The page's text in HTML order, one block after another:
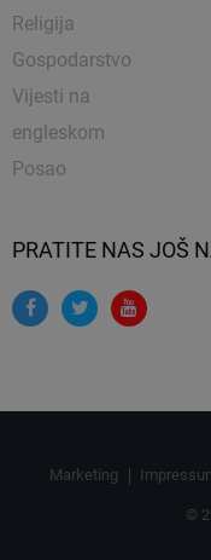
Religija
Gospodarstvo
Vijesti na
engleskom
Posao
PRATITE NAS JOŠ
Marketing
©